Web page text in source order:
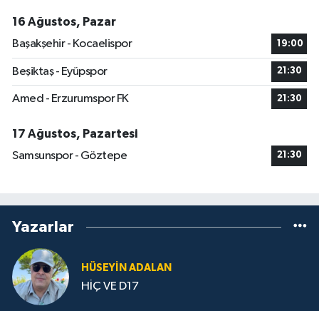
16 Ağustos, Pazar
Başakşehir - Kocaelispor
19:00
Beşiktaş - Eyüpspor 21:30
Amed - Erzurumspor FK 21:30
17 Ağustos, Pazartesi
Samsunspor - Göztepe
21:30
Yazarlar
HÜSEYIN ADALAN
HİÇ VE D17